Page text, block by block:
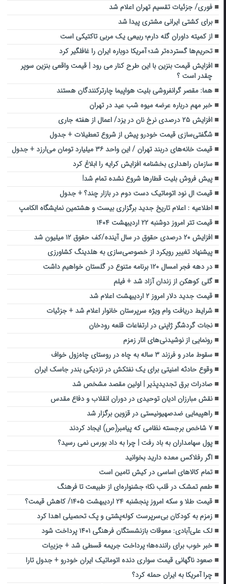
فوری/ جزئیات تقسیم تهران اعلام شد
برای کشتی ایرانی مشتری پیدا شد
از کمیته داوران گله دارم؛ ربیعی یک مربی تاکتیکی است
تحریم‌ها گسترده‌تر شد؛ آمریکا دوباره ایران را غافلگیر کرد
افزایش قیمت بنزین با این طرح کنار می رود | قیمت واقعی بنزین سوپر
چقدر است ؟
هما: مقصر گرانفروشی بلیت هواپیما چارترکنندگان هستند
خبر مهم درباره عرضه میوه شب عید در تهران
افزایش ۲۵ درصدی نرخ نان در یزد/ اعمال از هفته جاری
شگفتی‌سازی قیمت خودرو پیش از شروع تعطیلات + جدول
قیمت خانه‌های دربند تهران / این واحد ۳۶ میلیارد تومان می‌ارزد + جدول
سازمان راهداری بخشنامه افزایش کرایه را ابلاغ کرد
پیش فروش بلیت قطارها شروع نشده تمام شد!
قیمت ال نود اتوماتیک دست دوم در بازار چند؟ + جدول
اطلاعیه : اعلام تاریخ جدید برگزاری بیست‌ و‌ هشتمین نمایشگاه الکامپ
قیمت تتر امروز دوشنبه ۲۲ اردیبهشت ۱۴۰۴
افزایش ۲۰ درصدی حقوق در سال آینده/کف حقوق ۱۲ میلیون شد
پیشنهاد تغییر رویکرد از خصوصی‌سازی به هلدینگ کشاورزی
در دهه فجر امسال ۱۲۰ برنامه متنوع در گلستان خواهیم داشت
گلی کوهکن از زندان آزاد شد + فیلم
قیمت جدید دلار امروز ۲ اردیبهشت اعلام شد
شرایط دریافت وام ویژه سرپرستان خانوار اعلام شد + جزئیات
نجات گردشگر ژاپنی در ارتفاعات قلعه رودخان
رونمایی از نوشیدنی‌های انار زمزم
سقوط مادر و فرزند ۳ ساله به چاه در روستای چاه‌زول خواف
وقوع حادثه امنیتی برای یک نفتکش در نزدیکی بندر جاسک ایران
صادرات برق تجدیدپذیر | اولین مقصد مشخص شد
نقش مبارزان ادیان توحیدی در دوران انقلاب و دفاع مقدس
راهپیمایی ضدصهیونیستی در قزوین برگزار شد
۷ شاخص برجسته نظامی که پیامبر(ص) ایجاد کردند
پول سهامداران به باد رفت | چرا به داد بورس نمی رسید؟
اگر رفلاکس معده دارید بخوانید
تمام کالاهای اساسی در کیش تامین است
طعم تمشک در قلب نکا؛ جشنواره‌ای از طبیعت تا فرهنگ
قیمت طلا و سکه امروز‌ پنجشنبه ۲۴ اردیبهشت ۱۴۰۵/ کاهش قیمت؟
زمزم به کودکان بی‌سرپرست کوله‌پشتی و پک تحصیلی اهدا کرد
لک‌ علی‌آبادی: معوقات بازنشستگان فرهنگی ۱۴۰۱ پرداخت شود
خبر خوب برای راننده‌ها؛ پرداخت جریمه قسطی شد + جزییات
صعود ناگهانی قیمت سواری دنده اتوماتیک ایران خودرو + جدول تارا
چرا آمریکا به ایران حمله کرد؟